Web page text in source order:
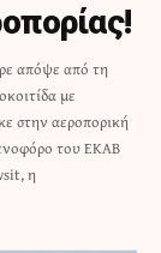
απόψε από τη
με
στην αεροπορική
του ΕΚΑΒ
η